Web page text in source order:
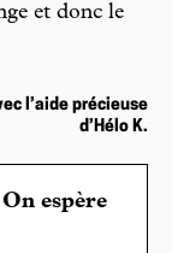
et donc le
l’aide précieuse
d’Hélo K.
espère